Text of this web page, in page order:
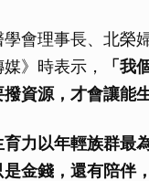
會理事長、北榮
》時表示，
「我
資源，才會讓能
力以年輕族群最
金錢，還有陪伴